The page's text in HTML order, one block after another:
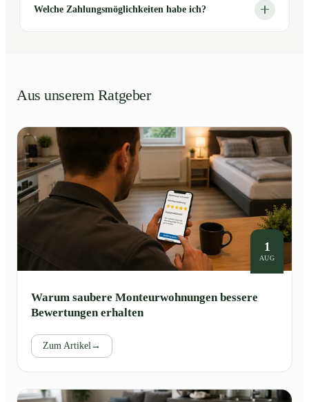
Welche Zahlungsmöglichkeiten habe ich?
Aus unserem Ratgeber
1
AUG
Warum saubere Monteurwohnungen bessere
Bewertungen erhalten
Zum Artikel →